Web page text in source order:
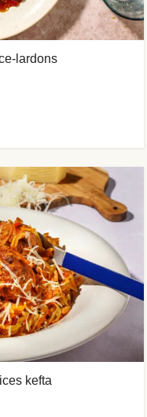
lardons
kefta